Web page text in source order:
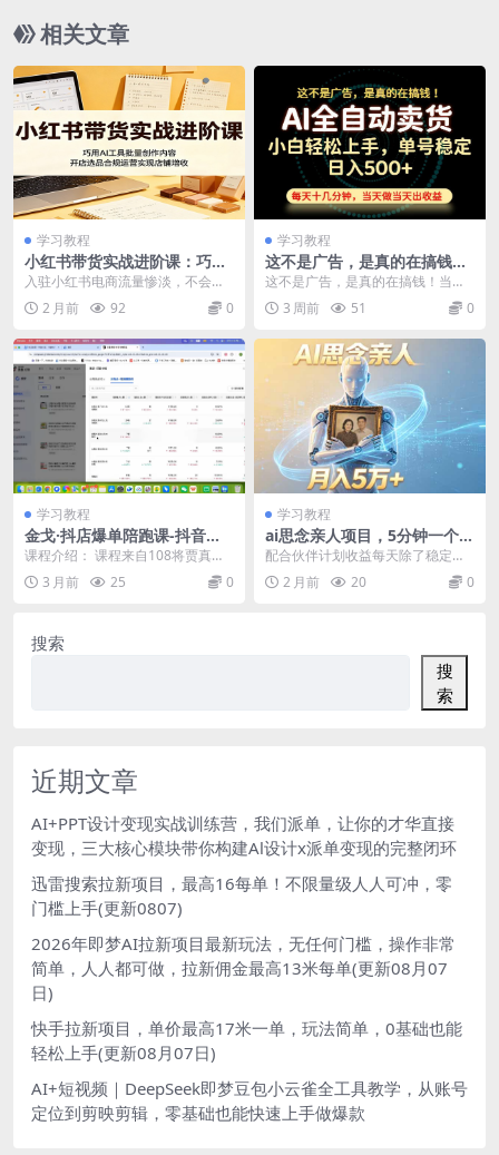
相关文章
学习教程
小红书带货实战进阶课：巧用
AI工具批量创作内容，开店选
品合规运营实现店铺增收
入驻小红书电商流量惨淡，不会批
量做内容、不懂选品开店规则，极
易踩坑亏损。本训练营...
2 月前 92 0
学习教程
这不是广告，是真的在搞钱！
当天做，当天变现，单号日入
稳定500+，长期稳定可做！
【揭秘】
这不是广告，是真的在搞钱！当天
做，当天变现，单号日入稳定500
+，长期稳定可做！...
3 周前 51 0
学习教程
金戈·抖店爆单陪跑课-抖音小
店爆单陪跑(更新10月)
课程介绍： 课程来自108将贾真，
金戈老师的抖店爆单陪跑课-抖音小
店爆单陪跑。涵...
3 月前 25 0
学习教程
ai思念亲人项目，5分钟一个视
频，配合伙伴计划收益，月入
5万+
配合伙伴计划收益每天除了稳定付
费收益外还能挣个工资,5分钟一个
视频 ...
2 月前 20 0
搜索
搜
索
近期文章
AI+PPT设计变现实战训练营，我们派单，让你的才华直接
变现，三大核心模块带你构建Al设计x派单变现的完整闭环
迅雷搜索拉新项目，最高16每单！不限量级人人可冲，零
门槛上手(更新0807)
2026年即梦AI拉新项目最新玩法，无任何门槛，操作非常
简单，人人都可做，拉新佣金最高13米每单(更新08月07
日)
快手拉新项目，单价最高17米一单，玩法简单，0基础也能
轻松上手(更新08月07日)
AI+短视频｜DeepSeek即梦豆包小云雀全工具教学，从账号
定位到剪映剪辑，零基础也能快速上手做爆款